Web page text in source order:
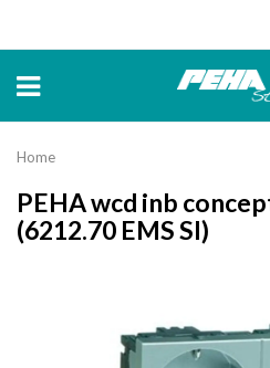
Home
PEHA wcd inb
(6212.70 EMS SI)